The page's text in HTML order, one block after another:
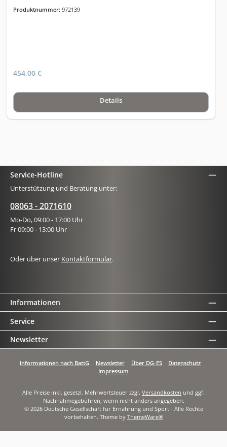
insgesamt) für eine flexible Kontrolle der applizierten Feldstärke
Produktnummer: 972139
454,00 €
Details
Service-Hotline
Unterstützung und Beratung unter:
08063 - 2071610
Mo-Do, 09:00 - 17:00 Uhr
Fr 09:00 - 13:00 Uhr
Oder über unser Kontaktformular.
Informationen
Service
Newsletter
Informationen nach BattG Newsletter Über DG-ES
Datenschutz
Impressum
Alle Preise inkl. gesetzl. Mehrwertsteuer zzgl. Versandkosten und ggf.
Nachnahmegebühren, wenn nicht anders angegeben.
© 2026 Deutsche Gesellschaft für Ernährung und Sport - Alle Rechte
vorbehalten. Theme by ThemeWare®